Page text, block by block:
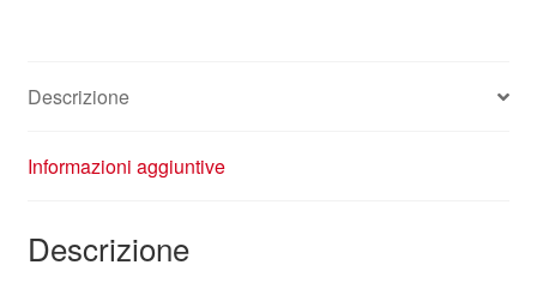
Descrizione
Informazioni aggiuntive
Descrizione